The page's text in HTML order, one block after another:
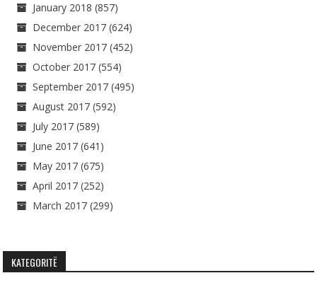
January 2018 (857)
December 2017 (624)
November 2017 (452)
October 2017 (554)
September 2017 (495)
August 2017 (592)
July 2017 (589)
June 2017 (641)
May 2017 (675)
April 2017 (252)
March 2017 (299)
KATEGORITË